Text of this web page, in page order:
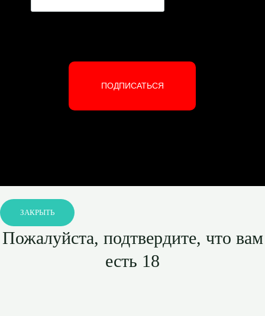
ПОДПИСАТЬСЯ
ЗАКРЫТЬ
Пожалуйста, подтвердите, что вам
есть 18